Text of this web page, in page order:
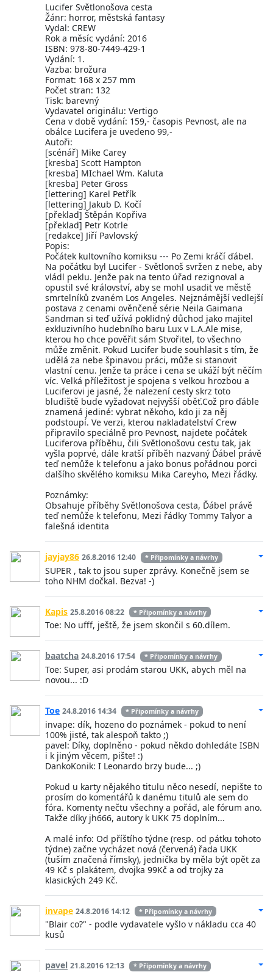
Lucifer Světlonošova cesta
Žánr: horror, městská fantasy
Vydal: CREW
Rok a měsíc vydání: 2016
ISBN: 978-80-7449-429-1
Vydání: 1.
Vazba: brožura
Format: 168 x 257 mm
Počet stran: 132
Tisk: barevný
Vydavatel originálu: Vertigo
Cena v době vydání: 159,- časopis Pevnost, ale na
obálce Lucifera je uvedeno 99,-
Autoři:
[scénář] Mike Carey
[kresba] Scott Hampton
[kresba] MIchael Wm. Kaluta
[kresba] Peter Gross
[lettering] Karel Petřík
[lettering] Jakub D. Kočí
[překlad] Štěpán Kopřiva
[překlad] Petr Kotrle
[redakce] Jiří Pavlovský
Popis:
Počátek kultovního komiksu --- Po Zemi kráčí ďábel.
Na počátku byl Lucifer - Světlonoš svržen z nebe, aby
vládl peklu. Jenže pak na tento úřad rezignoval a
opustil své království, aby se mohl usadit ve městě
smrtelníků zvaném Los Angeles. Nejznámější vedlejší
postava z cenami ověnčené série Neila Gaimana
Sandman si teď užívá poklidný důchod jako majitel
exkluzivního hudebního baru Lux v L.A.Ale mise,
kterou ho chce pověřit sám Stvořitel, to všechno
může změnit. Pokud Lucifer bude souhlasit s tím, že
udělá za nebe špinavou práci, může si stanovit
vlastní cenu. Jenže ta práce i cena se ukáží být něčím
víc. Velká příležitost je spojena s velkou hrozbou a
Luciferovi je jasné, že nalezení cesty skrz toto
bludiště bude vyžadovat nejvyšší oběť.Což pro ďáble
znamená jediné: vybrat někoho, kdo ji za něj
podstoupí. Ve verzi, kterou nakladatelství Crew
připravilo speciálně pro Pevnost, najdete počátek
Luciferova příběhu, čili Světlonošovu cestu tak, jak
vyšla poprvé, dále kratší příběh nazvaný Ďábel právě
teď nemůže k telefonu a jako bonus pořádnou porci
dalšího skvělého komiksu Mika Careyho, Mezi řádky.
Poznámky:
Obsahuje příběhy Světlonošova cesta, Ďábel právě
teď nemůže k telefonu, Mezi řádky Tommy Talyor a
falešná identita
jayjay86 26.8.2016 12:40 * Připomínky a návrhy
SUPER , tak to jsou super zprávy. Konečně jsem se
toho NHM dočkal. Bezva! -)
Kapis 25.8.2016 08:22 * Připomínky a návrhy
Toe: No ufff, ještě, že jsem skončil s 60.dílem.
baatcha 24.8.2016 17:54 * Připomínky a návrhy
Toe: Super, asi prodám starou UKK, abych měl na
novou... :D
Toe 24.8.2016 14:34 * Připomínky a návrhy
invape: dík, hozeno do poznámek - pokud to není
100% jisté, tak alespoň takto ;)
pavel: Díky, doplněno - pokud někdo dohledáte ISBN
i k jiným věcem, pište! :)
DankoKonik: I Leonardo brzy bude... ;)
Pokud u karty nějakého titulu něco nesedí, nepište to
prosím do komentářů k danému titulů ale sem do
fóra. Komenty nečtu všechny a pořád, ale fórum ano.
Takže díky jh666, autory k UKK 75 doplním...
A malé info: Od příštího týdne (resp. od pátku tohoto
týdne) začne vycházet nová (červená) řada UKK
(tuším značená římsky), jednička by měla být opět za
49 Kč s plakátem, dvojka 99Kč a od trojky za
klasických 249 Kč.
invape 24.8.2016 14:12 * Připomínky a návrhy
"Blair co?" - podle vydavatele vyšlo v nákladu cca 40
kusů
pavel 21.8.2016 12:13 * Připomínky a návrhy